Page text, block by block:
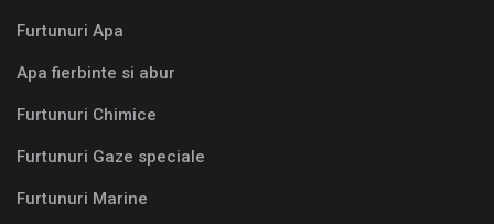
Furtunuri Apa
Apa fierbinte si abur
Furtunuri Chimice
Furtunuri Gaze speciale
Furtunuri Marine